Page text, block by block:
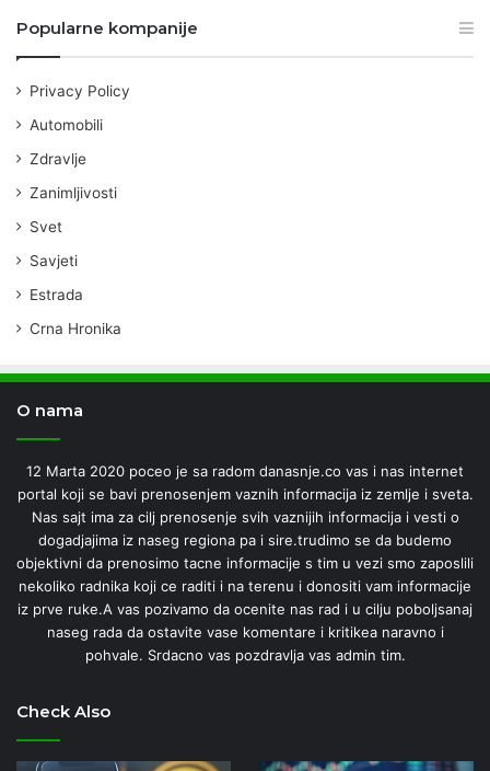
Popularne kompanije
Privacy Policy
Automobili
Zdravlje
Zanimljivosti
Svet
Savjeti
Estrada
Crna Hronika
O nama
12 Marta 2020 poceo je sa radom danasnje.co vas i nas internet
portal koji se bavi prenosenjem vaznih informacija iz zemlje i sveta.
Nas sajt ima za cilj prenosenje svih vaznijih informacija i vesti o
dogadjajima iz naseg regiona pa i sire.trudimo se da budemo
objektivni da prenosimo tacne informacije s tim u vezi smo zaposlili
nekoliko radnika koji ce raditi i na terenu i donositi vam informacije
iz prve ruke.A vas pozivamo da ocenite nas rad i u cilju poboljsanaj
naseg rada da ostavite vase komentare i kritikea naravno i
pohvale. Srdacno vas pozdravlja vas admin tim.
Check Also